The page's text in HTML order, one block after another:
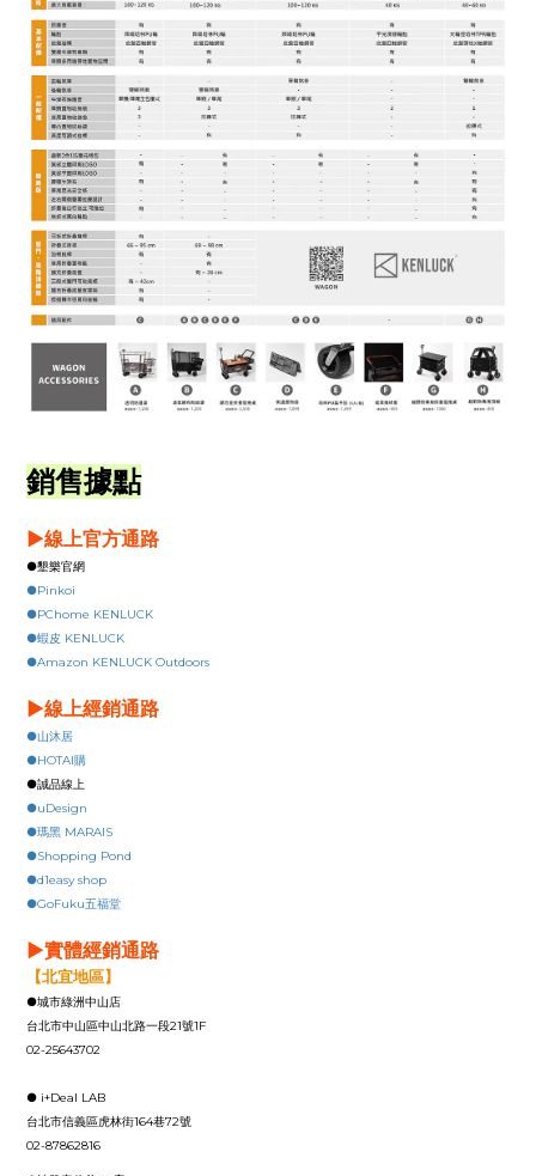
銷售據點
▶線上官方通路
●墾樂官網
●Pinkoi
●PChome KENLUCK
●蝦皮 KENLUCK
●Amazon KENLUCK Outdoors
▶線上經銷通路
●山沐居
●HOTAI購
●誠品線上
●uDesign
●瑪黑 MARAIS
●Shopping Pond
●d1easy shop
●GoFuku五福堂
▶實體經銷通路
【北宜地區】
●城市綠洲中山店
台北市中山區中山北路一段21號1F
02-25643702
● i+Deal LAB
台北市信義區虎林街164巷72號
02-87862816